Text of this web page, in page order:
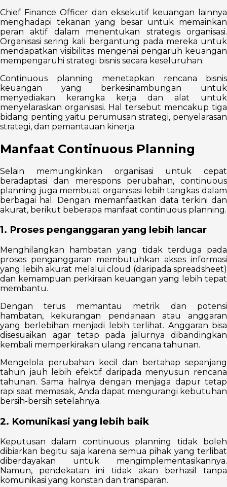
Chief Finance Officer dan eksekutif keuangan lainnya
menghadapi tekanan yang besar untuk memainkan
peran aktif dalam menentukan strategis organisasi.
Organisasi sering kali bergantung pada mereka untuk
mendapatkan visibilitas mengenai pengaruh keuangan
mempengaruhi strategi bisnis secara keseluruhan.
Continuous planning menetapkan rencana bisnis
keuangan yang berkesinambungan untuk
menyediakan kerangka kerja dan alat untuk
menyelaraskan organisasi. Hal tersebut mencakup tiga
bidang penting yaitu perumusan strategi, penyelarasan
strategi, dan pemantauan kinerja.
Manfaat Continuous Planning
Selain memungkinkan organisasi untuk cepat
beradaptasi dan merespons perubahan, continuous
planning juga membuat organisasi lebih tangkas dalam
berbagai hal. Dengan memanfaatkan data terkini dan
akurat, berikut beberapa manfaat continuous planning.
1. Proses penganggaran yang lebih lancar
Menghilangkan hambatan yang tidak terduga pada
proses penganggaran membutuhkan akses informasi
yang lebih akurat melalui cloud (daripada spreadsheet)
dan kemampuan perkiraan keuangan yang lebih tepat
membantu.
Dengan terus memantau metrik dan potensi
hambatan, kekurangan pendanaan atau anggaran
yang berlebihan menjadi lebih terlihat. Anggaran bisa
disesuaikan agar tetap pada jalurnya dibandingkan
kembali memperkirakan ulang rencana tahunan.
Mengelola perubahan kecil dan bertahap sepanjang
tahun jauh lebih efektif daripada menyusun rencana
tahunan. Sama halnya dengan menjaga dapur tetap
rapi saat memasak, Anda dapat mengurangi kebutuhan
bersih-bersih setelahnya.
2. Komunikasi yang lebih baik
Keputusan dalam continuous planning tidak boleh
dibiarkan begitu saja karena semua pihak yang terlibat
diberdayakan untuk mengimplementasikannya.
Namun, pendekatan ini tidak akan berhasil tanpa
komunikasi yang konstan dan transparan.